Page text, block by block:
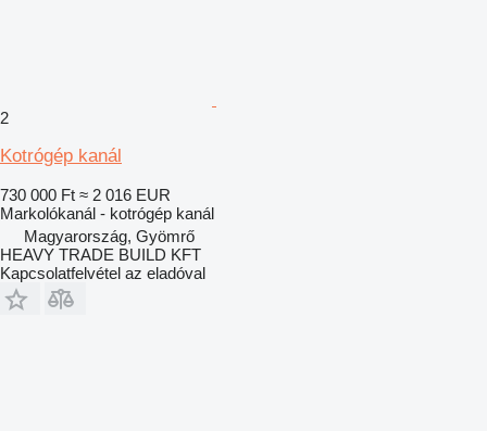
2
Kotrógép kanál
730 000 Ft ≈ 2 016 EUR
Markolókanál - kotrógép kanál
Magyarország, Gyömrő
HEAVY TRADE BUILD KFT
Kapcsolatfelvétel az eladóval